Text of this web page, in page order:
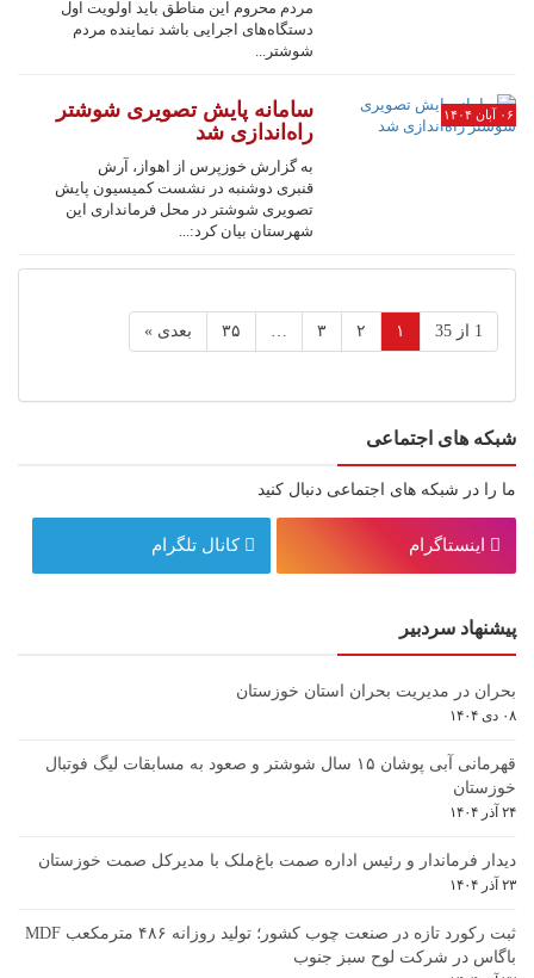
مردم محروم این مناطق باید اولویت اول
دستگاه‌های اجرایی باشد نماینده مردم
شوشتر...
۰۶ آبان ۱۴۰۴
سامانه پایش تصویری شوشتر
راه‌اندازی شد
به گزارش خوزپرس از اهواز، آرش
قنبری دوشنبه در نشست کمیسیون پایش
تصویری شوشتر در محل فرمانداری این
شهرستان بیان کرد:...
1 از 35 ۱ ۲ ۳ … ۳۵ بعدی »
شبکه های اجتماعی
ما را در شبکه های اجتماعی دنبال کنید
اینستاگرام کانال تلگرام
پیشنهاد سردبیر
بحران در مدیریت بحران استان خوزستان
۰۸ دی ۱۴۰۴
قهرمانی آبی پوشان ۱۵ سال شوشتر و صعود به مسابقات لیگ فوتبال
خوزستان
۲۴ آذر ۱۴۰۴
دیدار فرماندار و رئیس اداره صمت باغ‌ملک با مدیرکل صمت خوزستان
۲۳ آذر ۱۴۰۴
ثبت رکورد تازه در صنعت چوب کشور؛ تولید روزانه ۴۸۶ مترمکعب MDF
باگاس در شرکت لوح سبز جنوب